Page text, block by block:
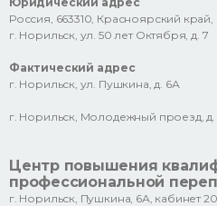
Россия, 663310, Красноярский край,
г. Норильск, ул. 50 лет Октября, д. 7
Фактический адрес
г. Норильск, ул. Пушкина, д. 6А
г. Норильск, Молодежный проезд, д.
Центр повышения
профессиональной
г. Норильск, Пушкина, 6А, кабинет